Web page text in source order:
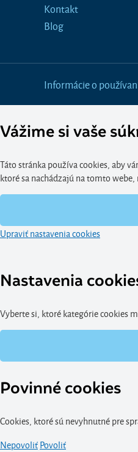
Kontakt
Blog
Informácie o
Vážime si vaše
Táto stránka používa cookies, aby
ktoré sa nachádzajú na tomto
Upraviť nastavenia cookies
Nastavenia
Vyberte si, ktoré kategórie cookies
Povinné cookies
Cookies, ktoré sú nevyhnutné pre
NepovoliťPovoliť